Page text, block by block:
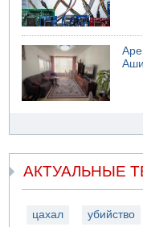
АКТУАЛЬНЫЕ
цахал убийство